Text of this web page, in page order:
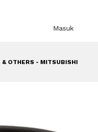
Masuk
& OTHERS - MITSUBISHI